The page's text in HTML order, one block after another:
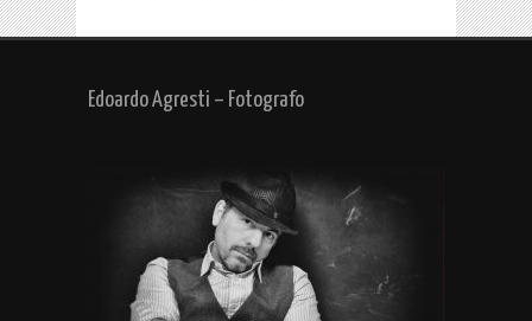
Edoardo Agresti – Fotografo